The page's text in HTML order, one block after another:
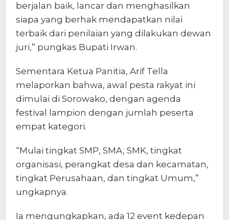
berjalan baik, lancar dan menghasilkan
siapa yang berhak mendapatkan nilai
terbaik dari penilaian yang dilakukan dewan
juri,” pungkas Bupati Irwan.
Sementara Ketua Panitia, Arif Tella
melaporkan bahwa, awal pesta rakyat ini
dimulai di Sorowako, dengan agenda
festival lampion dengan jumlah peserta
empat kategori.
“Mulai tingkat SMP, SMA, SMK, tingkat
organisasi, perangkat desa dan kecamatan,
tingkat Perusahaan, dan tingkat Umum,”
ungkapnya.
Ia mengungkapkan, ada 12 event kedepan